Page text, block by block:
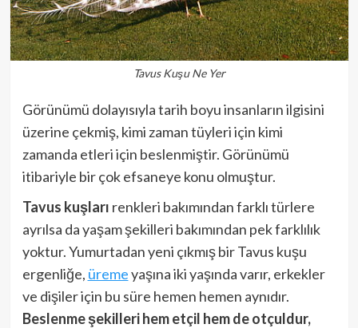
Tavus Kuşu Ne Yer
Görünümü dolayısıyla tarih boyu insanların ilgisini
üzerine çekmiş, kimi zaman tüyleri için kimi
zamanda etleri için beslenmiştir. Görünümü
itibariyle bir çok efsaneye konu olmuştur.
Tavus kuşları renkleri bakımından farklı türlere
ayrılsa da yaşam şekilleri bakımından pek farklılık
yoktur. Yumurtadan yeni çıkmış bir Tavus kuşu
ergenliğe, üremeyaşına iki yaşında varır, erkekler
ve dişiler için bu süre hemen hemen aynıdır.
Beslenme şekilleri hem etçil hem de otçuldur,